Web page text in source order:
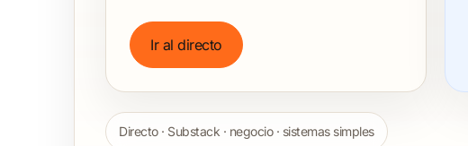
Ir al directo
Directo · Substack · negocio · sistemas simples